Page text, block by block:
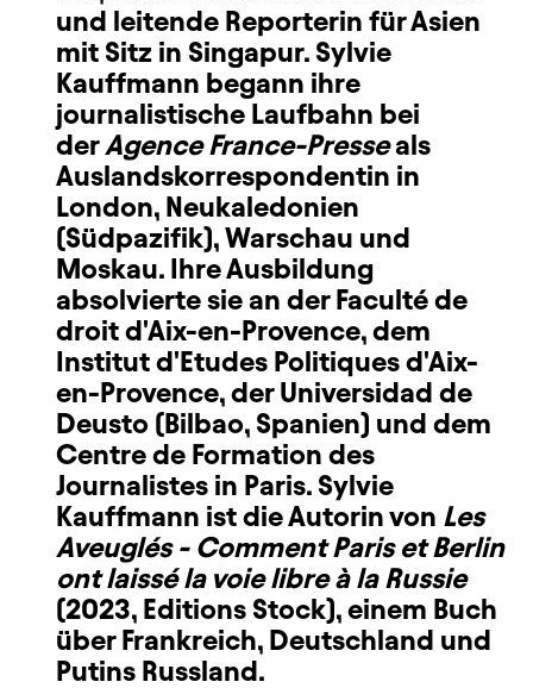
und leitende Reporterin für Asien
mit Sitz in Singapur. Sylvie
Kauffmann begann ihre
journalistische Laufbahn bei
derAgence France-Presseals
Auslandskorrespondentin in
London, Neukaledonien
(Südpazifik), Warschau und
Moskau. Ihre Ausbildung
absolvierte sie an der Faculté de
droit d'Aix-en-Provence, dem
Institut d'Etudes Politiques d'Aix-
en-Provence, der Universidad de
Deusto (Bilbao, Spanien) und dem
Centre de Formation des
Journalistes in Paris. Sylvie
Kauffmann ist die Autorin von Les
Aveuglés - Comment Paris et Berlin
ont laissé la voie libre à la Russie
(2023, Editions Stock), einem Buch
über Frankreich, Deutschland und
Putins Russland.